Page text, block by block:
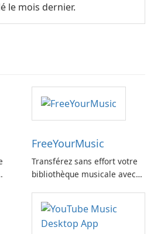
le mois dernier.
FreeYourMusic
Transférez sans effort votre
bibliothèque musicale avec